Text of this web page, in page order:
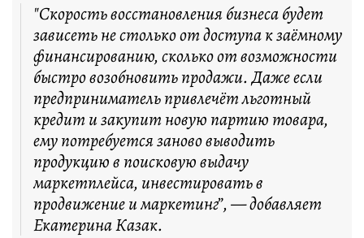
"Скорость восстановления бизнеса будет
зависеть не столько от доступа к заёмному
финансированию, сколько от возможности
быстро возобновить продажи. Даже если
предприниматель привлечёт льготный
кредит и закупит новую партию товара,
ему потребуется заново выводить
продукцию в поисковую выдачу
маркетплейса, инвестировать в
продвижение и маркетинг”, — добавляет
Екатерина Казак.